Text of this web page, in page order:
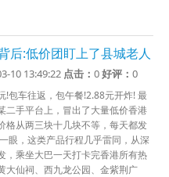
后:低价团盯上了县城老人
10 13:49:22 点击：0好评：0
!包车往返，包午餐!2.88元开炸! 最
二手平台上，冒出了大量低价香港
格从两三块十几块不等，每天都发
眼，这类产品行程几乎雷同，从深
，乘坐大巴一天打卡完香港所有热
大仙祠、西九龙公园、金紫荆广